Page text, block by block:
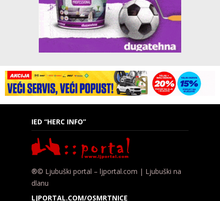
IED “HERC INFO”
®© Ljubuški portal – ljportal.com | Ljubuški na
dlanu
LJPORTAL.COM/OSMRTNICE